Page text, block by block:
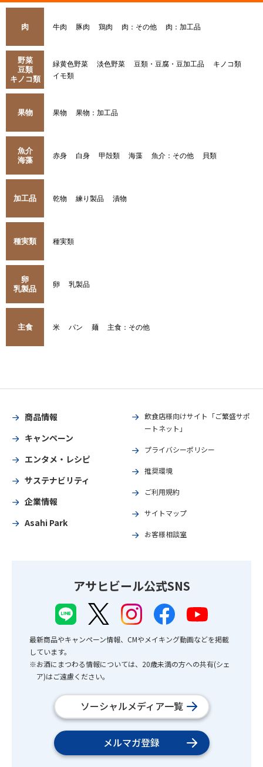
肉 牛肉 豚肉 鶏肉 肉：その他 肉：加工品
野菜
豆類
キノコ類
緑黄色野菜 淡色野菜 豆類・豆腐・豆加工品
キノコ類
イモ類
果物 果物 果物：加工品
魚介
海藻
赤身 白身 甲殻類 海藻 魚介：その他 貝類
加工品 乾物 練り製品 漬物
種実類 種実類
卵
乳製品
卵 乳製品
主食 米 パン 麺 主食：その他
商品情報
キャンペーン
エンタメ・レシピ
サステナビリティ
企業情報
Asahi Park
飲食店様向けサイト「ご繁盛サポ
ートネット」
プライバシーポリシー
推奨環境
ご利用規約
サイトマップ
お客様相談室
アサヒビール公式SNS
最新商品やキャンペーン情報、CMやメイキング動画などを掲載
しています。
※お酒にまつわる情報については、20歳未満の方への共有(シェ
ア)はご遠慮ください。
ソーシャルメディア一覧
メルマガ登録